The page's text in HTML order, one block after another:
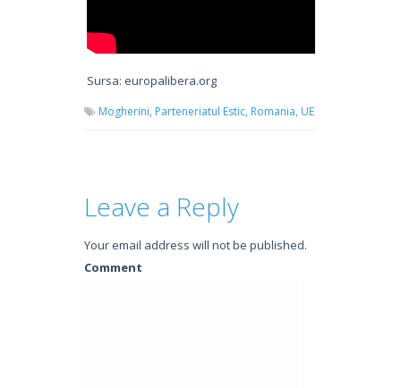
Sursa: europalibera.org
Mogherini, Parteneriatul Estic, Romania, UE
Leave a Reply
Your email address will not be published.
Comment